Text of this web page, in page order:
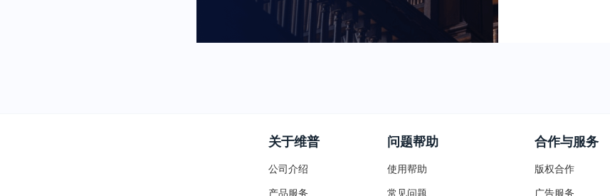
关于维普
公司介绍
产品服务
问题帮助
使用帮助
常见问题
合作与服务
版权合作
广告服务